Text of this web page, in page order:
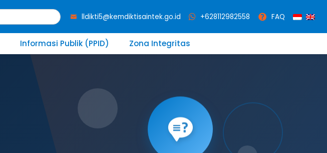
lldikti5@kemdiktisaintek.go.id +628112982558 FAQ
Informasi Publik (PPID) Zona Integritas